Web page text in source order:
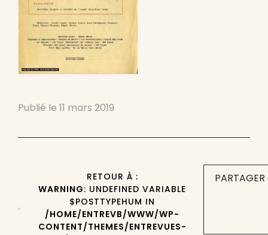
Publié le 11 mars 2019
RETOUR À :
WARNING: UNDEFINED VARIABLE
$POSTTYPEHUM IN
/HOME/ENTREVB/WWW/WP-
CONTENT/THEMES/ENTREVUES-